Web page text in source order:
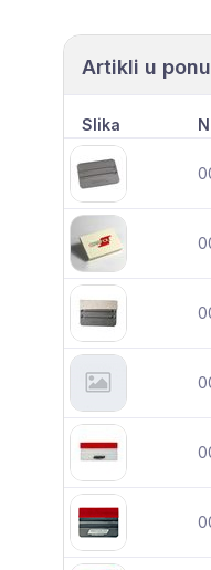
Artikli u
Slika